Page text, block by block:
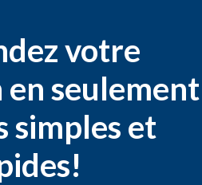
votre
en seulement
simples et